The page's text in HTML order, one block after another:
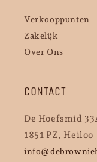
Verkooppunten
Zakelijk
Over Ons
CONTACT
De Hoefsmid
1851 PZ, Heiloo